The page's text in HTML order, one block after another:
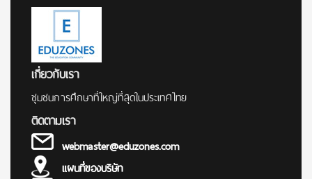
เกี่ยวกับเรา
ชุมชนการศึกษาที่ใหญ่ที่สุดในประเทศไทย
ติดตามเรา
webmaster@eduzones.com
แผนที่ของบริษัท